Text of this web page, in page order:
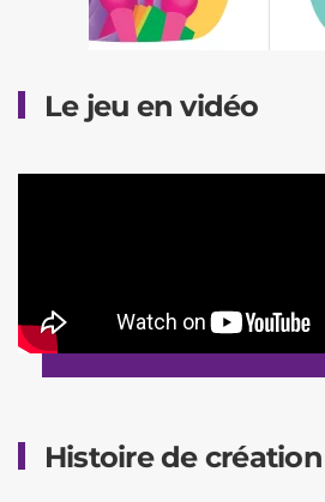
Le jeu en vidéo
Histoire de création